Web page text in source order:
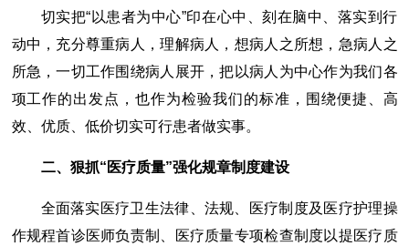
切实把“以患者为中心”印在心中、刻在脑中、落实到行
动中，充分尊重病人，理解病人，想病人之所想，急病人之
所急，一切工作围绕病人展开，把以病人为中心作为我们各
项工作的出发点，也作为检验我们的标准，围绕便捷、高
效、优质、低价切实可行患者做实事。
二、狠抓“医疗质量”强化规章制度建设
全面落实医疗卫生法律、法规、医疗制度及医疗护理操
作规程首诊医师负责制、医疗质量专项检查制度以提医疗质